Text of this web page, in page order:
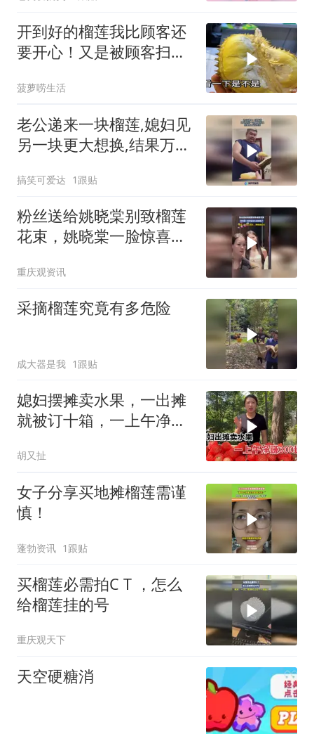
开到好的榴莲我比顾客还
要开心！又是被顾客扫货
菠萝唠生活
老公递来一块榴莲,媳妇见
另一块更大想换,结果万万
搞笑可爱达 1跟贴
粉丝送给姚晓棠别致榴莲
花束，姚晓棠一脸惊喜却
三回头，两眼放金光
重庆观资讯
采摘榴莲究竟有多危险
成大器是我 1跟贴
媳妇摆摊卖水果，一出摊
就被订十箱，一上午净赚
胡又扯
女子分享买地摊榴莲需谨
慎！
蓬勃资讯 1跟贴
买榴莲必需拍C T ，怎么
给榴莲挂的号
重庆观天下
天空硬糖消